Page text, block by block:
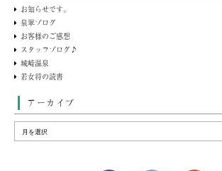
お知らせです。
泉翠ブログ
お客様のご感想
スタッフブログ♪
城崎温泉
若女将の読書
アーカイブ